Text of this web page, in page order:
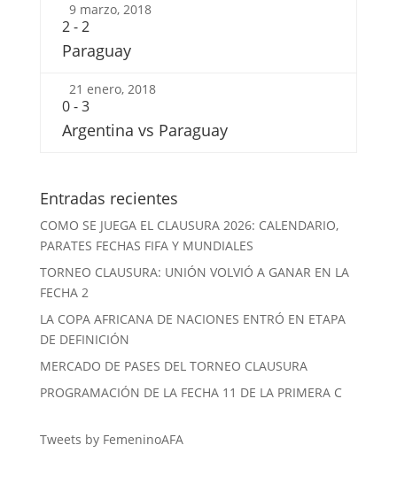
9 marzo, 2018
2-2
Paraguay
21 enero, 2018
0-3
Argentina vs Paraguay
Entradas recientes
COMO SE JUEGA EL CLAUSURA 2026: CALENDARIO,
PARATES FECHAS FIFA Y MUNDIALES
TORNEO CLAUSURA: UNIÓN VOLVIÓ A GANAR EN LA
FECHA 2
LA COPA AFRICANA DE NACIONES ENTRÓ EN ETAPA
DE DEFINICIÓN
MERCADO DE PASES DEL TORNEO CLAUSURA
PROGRAMACIÓN DE LA FECHA 11 DE LA PRIMERA C
Tweets by FemeninoAFA